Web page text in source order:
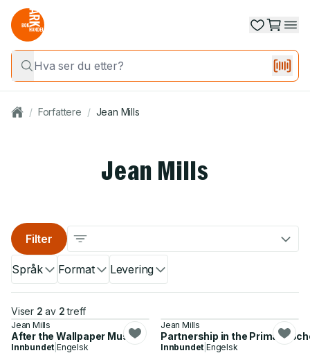
/ Forfattere / Jean Mills
Jean Mills
Språk Format Levering
Filter
Viser 2 av 2 treff
Jean Mills
After the Wallpaper Music
Innbundet |Engelsk
Jean Mills
Partnership in the Primary
Innbundet |Engelsk